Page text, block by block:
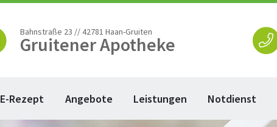
Bahnstraße 23 // 42781 Haan-Gruiten
Gruitener Apotheke
E-Rezept Angebote Leistungen Notdienst